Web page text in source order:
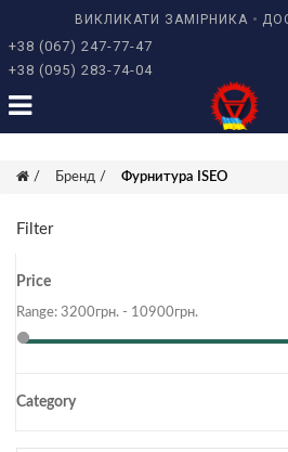
ВИКЛИКАТИ ЗАМІРНИКА
+38 (067) 247-77-47
+38 (095) 283-74-04
Бренд Фурнитура ISEO
Filter
Price
Range: 3200грн. - 10900грн.
Category